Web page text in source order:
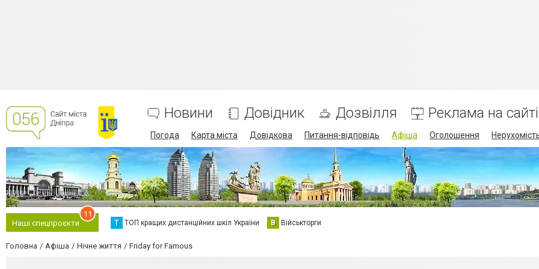
Новини Довідник Дозвілля Реклама на сайті
Погода Карта міста Довідкова Питання-відповідь Афіша Оголошення
Наші спецпроєкти
11
Т ТОП кращих дистанційних шкіл України В Військторги
Головна Афіша Нічне життя Friday for Famous